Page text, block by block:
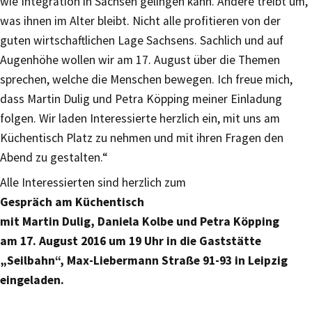
was ihnen im Alter bleibt. Nicht alle profitieren von der
guten wirtschaftlichen Lage Sachsens. Sachlich und auf
Augenhöhe wollen wir am 17. August über die Themen
sprechen, welche die Menschen bewegen. Ich freue mich,
dass Martin Dulig und Petra Köpping meiner Einladung
folgen. Wir laden Interessierte herzlich ein, mit uns am
Küchentisch Platz zu nehmen und mit ihren Fragen den
Abend zu gestalten.“
Alle Interessierten sind herzlich zum
Gespräch am Küchentisch
mit Martin Dulig, Daniela Kolbe und Petra Köpping
am 17. August 2016 um 19 Uhr in die Gaststätte
„Seilbahn“, Max-Liebermann Straße 91-93 in Leipzig
eingeladen.